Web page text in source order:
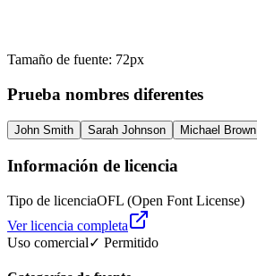
Tamaño de fuente: 72px
Prueba nombres diferentes
John Smith Sarah Johnson Michael Brown
Información de licencia
Tipo de licenciaOFL (Open Font License)
Ver licencia completa
Uso comercial✓ Permitido